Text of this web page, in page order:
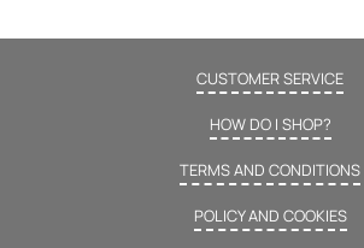
CUSTOMER SERVICE
HOW DO I SHOP?
TERMS AND CONDITIONS
POLICY AND COOKIES